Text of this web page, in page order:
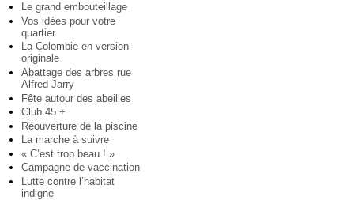
Le grand embouteillage
Vos idées pour votre
quartier
La Colombie en version
originale
Abattage des arbres rue
Alfred Jarry
Fête autour des abeilles
Club 45 +
Réouverture de la piscine
La marche à suivre
« C’est trop beau ! »
Campagne de vaccination
Lutte contre l’habitat
indigne